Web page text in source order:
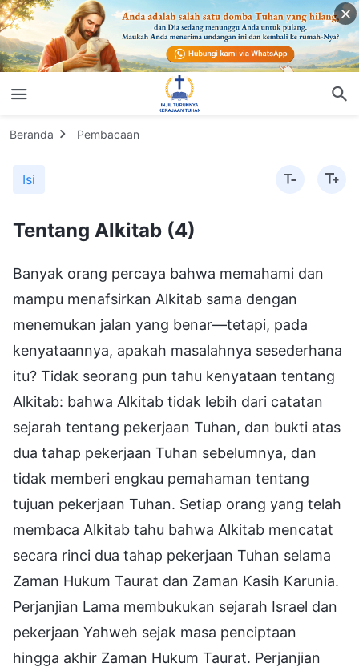
Beranda Pembacaan
Isi
Tentang Alkitab (4)
Banyak orang percaya bahwa memahami dan
mampu menafsirkan Alkitab sama dengan
menemukan jalan yang benar—tetapi, pada
kenyataannya, apakah masalahnya sesederhana
itu? Tidak seorang pun tahu kenyataan tentang
Alkitab: bahwa Alkitab tidak lebih dari catatan
sejarah tentang pekerjaan Tuhan, dan bukti atas
dua tahap pekerjaan Tuhan sebelumnya, dan
tidak memberi engkau pemahaman tentang
tujuan pekerjaan Tuhan. Setiap orang yang telah
membaca Alkitab tahu bahwa Alkitab mencatat
secara rinci dua tahap pekerjaan Tuhan selama
Zaman Hukum Taurat dan Zaman Kasih Karunia.
Perjanjian Lama membukukan sejarah Israel dan
pekerjaan Yahweh sejak masa penciptaan
hingga akhir Zaman Hukum Taurat. Perjanjian